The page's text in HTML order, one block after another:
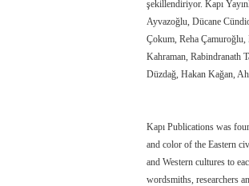
şekillendiriyor. Kapı
Ayvazoğlu, Dücane
Çokum, Reha
Kahraman, Rabindranath
Düzdağ, Hakan Kağan,
Kapı Publications was
and color of the Eastern
and Western cultures to
wordsmiths, researchers